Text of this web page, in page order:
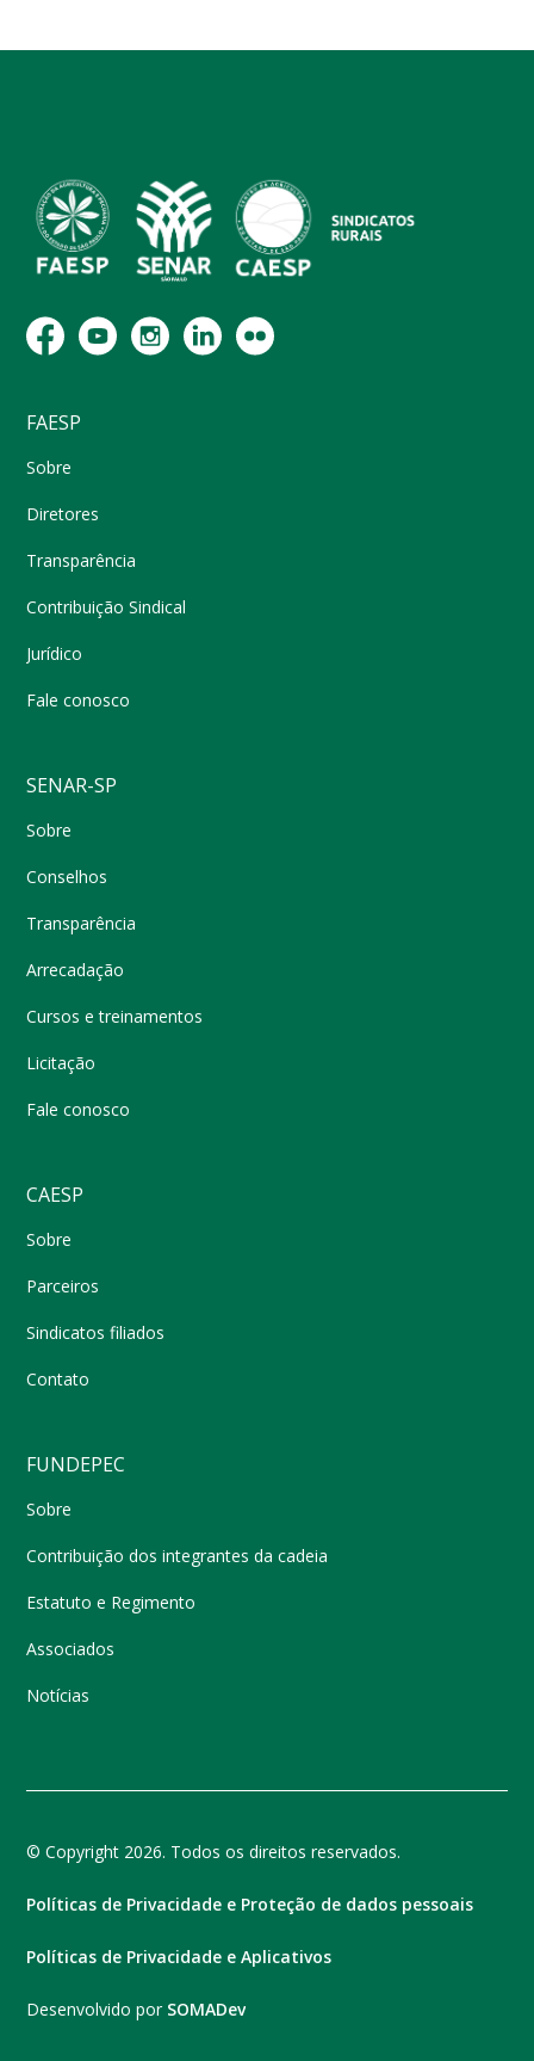
FAESP
Sobre
Diretores
Transparência
Contribuição Sindical
Jurídico
Fale conosco
SENAR-SP
Sobre
Conselhos
Transparência
Arrecadação
Cursos e treinamentos
Licitação
Fale conosco
CAESP
Sobre
Parceiros
Sindicatos filiados
Contato
FUNDEPEC
Sobre
Contribuição dos integrantes da cadeia
Estatuto e Regimento
Associados
Notícias
© Copyright 2026. Todos os direitos reservados.
Políticas de Privacidade e Proteção de dados pessoais
Políticas de Privacidade e Aplicativos
Desenvolvido por SOMADev